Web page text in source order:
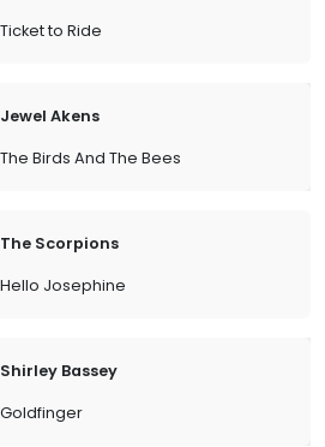
Ticket to Ride
Jewel Akens
The Birds And The Bees
The Scorpions
Hello Josephine
Shirley Bassey
Goldfinger